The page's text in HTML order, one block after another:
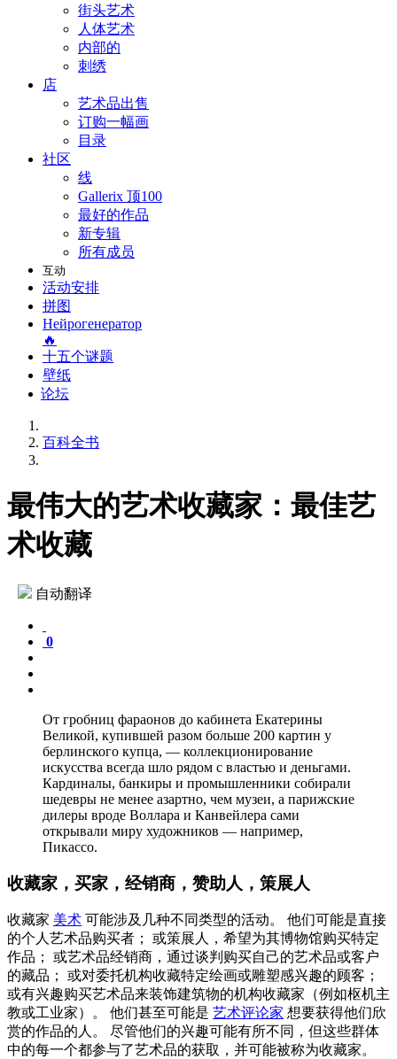
街头艺术
人体艺术
内部的
刺绣
店
艺术品出售
订购一幅画
目录
社区
线
Gallerix 顶100
最好的作品
新专辑
所有成员
互动
活动安排
拼图
Нейрогенератор
🔥
十五个谜题
壁纸
论坛
百科全书
最伟大的艺术收藏家：最佳艺
术收藏
自动翻译
0
От гробниц фараонов до кабинета Екатерины
Великой, купившей разом больше 200 картин у
берлинского купца, — коллекционирование
искусства всегда шло рядом с властью и деньгами.
Кардиналы, банкиры и промышленники собирали
шедевры не менее азартно, чем музеи, а парижские
дилеры вроде Воллара и Канвейлера сами
открывали миру художников — например,
Пикассо.
收藏家，买家，经销商，赞助人，策展人
收藏家 美术 可能涉及几种不同类型的活动。 他们可能是直接
的个人艺术品购买者； 或策展人，希望为其博物馆购买特定
作品； 或艺术品经销商，通过谈判购买自己的艺术品或客户
的藏品； 或对委托机构收藏特定绘画或雕塑感兴趣的顾客；
或有兴趣购买艺术品来装饰建筑物的机构收藏家（例如枢机主
教或工业家）。 他们甚至可能是 艺术评论家 想要获得他们欣
赏的作品的人。 尽管他们的兴趣可能有所不同，但这些群体
中的每一个都参与了艺术品的获取，并可能被称为收藏家。